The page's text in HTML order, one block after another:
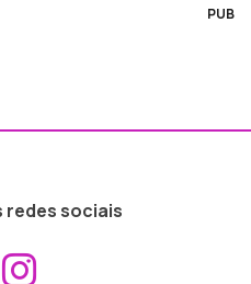
PUB
redes sociais
Aceder ao